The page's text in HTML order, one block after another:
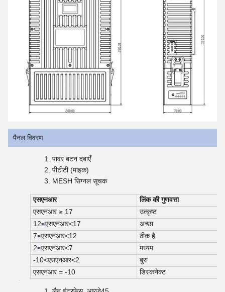
पैनल विवरण
पावर बटन दबाएँ
पीटीटी (माइक)
MESH सिग्नल सूचक
एसएनआर
लिंक की गुणवत्ता
एसएनआर ≥ 17
उत्कृष्ट
12≤एसएनआर<17
अच्छा
7≤एसएनआर<12
ठीक है
2≤एसएनआर<7
मध्यम
-10<एसएनआर<2
बुरा
एसएनआर = -10
डिस्कनेक्ट